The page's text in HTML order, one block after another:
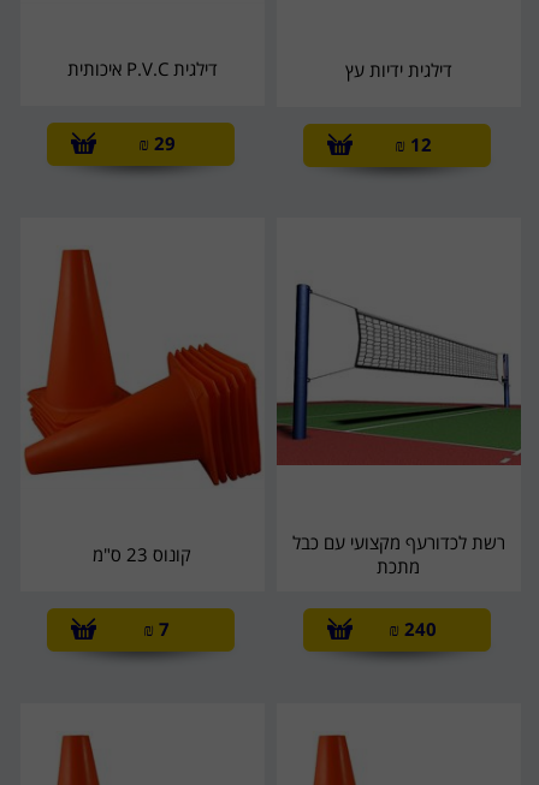
דילגית ידיות עץ
12
₪
דילגית P.V.C איכותית
29
₪
רשת לכדורעף מקצועי עם כבל
מתכת
240
₪
קונוס 23 ס"מ
7
₪